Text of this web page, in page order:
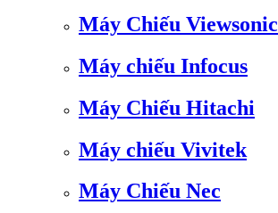
Máy Chiếu Viewsonic
Máy chiếu Infocus
Máy Chiếu Hitachi
Máy chiếu Vivitek
Máy Chiếu Nec